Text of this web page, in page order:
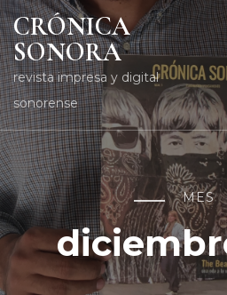
CRÓNICA
SONORA
revista impresa y digital
sonorense
MES